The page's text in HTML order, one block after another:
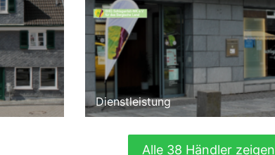
Dienstleistung
Alle 38 Händler zeigen